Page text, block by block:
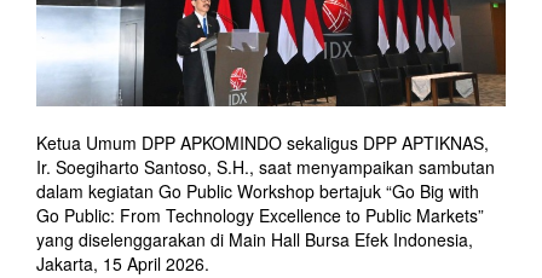
Ketua Umum DPP APKOMINDO sekaligus DPP APTIKNAS,
Ir. Soegiharto Santoso, S.H., saat menyampaikan sambutan
dalam kegiatan Go Public Workshop bertajuk “Go Big with
Go Public: From Technology Excellence to Public Markets”
yang diselenggarakan di Main Hall Bursa Efek Indonesia,
Jakarta, 15 April 2026.